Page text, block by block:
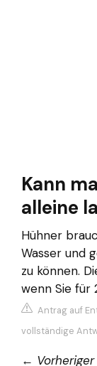
Kann
alleine
Hühner
Wasser und
zu können.
wenn Sie für
Antrag auf
vollständige
←